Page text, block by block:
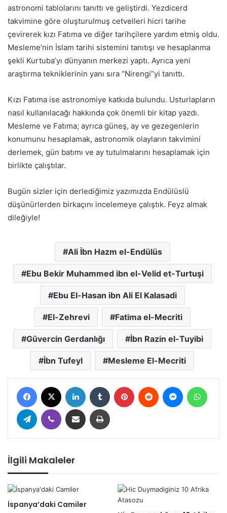
astronomi tablolarını tanıttı ve geliştirdi. Yezdicerd
takvimine göre oluşturulmuş cetvelleri hicri tarihe
çevirerek kızı Fatıma ve diğer tarihçilere yardım etmiş oldu.
Mesleme’nin İslam tarihi sistemini tanıtışı ve hesaplanma
şekli Kurtuba’yı dünyanın merkezi yaptı. Ayrıca yeni
araştırma tekniklerinin yanı sıra “Nirengi”yi tanıttı.
Kızı Fatıma ise astronomiye katkıda bulundu. Usturlapların
nasıl kullanılacağı hakkında çok önemli bir kitap yazdı.
Mesleme ve Fatıma; ayrıca güneş, ay ve gezegenlerin
konumunu hesaplamak, astronomik olayların takvimini
derlemek, gün batımı ve ay tutulmalarını hesaplamak için
birlikte çalıştılar.
Bugün sizler için derlediğimiz yazımızda Endülüslü
düşünürlerden birkaçını incelemeye çalıştık. Feyz almak
dileğiyle!
Ali İbn Hazm el-Endülüs
Ebu Bekir Muhammed ibn el-Velid et-Turtuşi
Ebu El-Hasan ibn Ali El Kalasadi
El-Zehrevi Fatima el-Mecriti
Güvercin Gerdanlığı İbn Razin el-Tuyibi
İbn Tufeyl Mesleme El-Mecriti
Facebook LinkedIn Tumblr Pinterest Reddit Messenger
Telegram Viber E-Posta ile paylaş Yazdır
İlgili Makaleler
İspanya’daki Camiler